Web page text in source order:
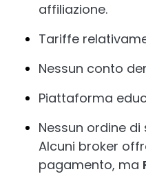
affiliazione.
Tariffe
Nessun conto
Piattaforma
Nessun ordine
Alcuni broker
pagamento, ma